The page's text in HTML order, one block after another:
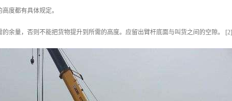
度都有具体规定。
余量，否则不能把货物提升到所需的高度。应留出臂杆底面与叫货之间的空隙。 [2]